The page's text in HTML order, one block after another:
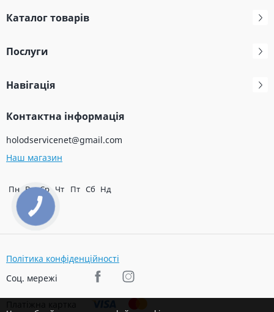
Каталог товарів
Послуги
Навігація
Контактна інформація
holodservicenet@gmail.com
Наш магазин
Пн Вт Ср Чт Пт Сб Нд
Політика конфіденційності
Соц. мережі